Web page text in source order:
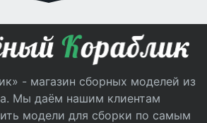
- магазин сборных моделей из
Мы даём нашим клиентам
модели для сборки по самым